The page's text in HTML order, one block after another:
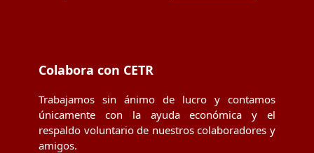
Colabora con CETR
Trabajamos sin ánimo de lucro y contamos
únicamente con la ayuda económica y el
respaldo voluntario de nuestros colaboradores y
amigos.